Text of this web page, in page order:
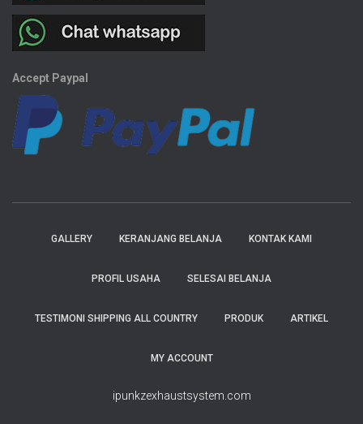
Accept Paypal
GALLERY KERANJANG BELANJA KONTAK KAMI
PROFIL USAHA SELESAI BELANJA
TESTIMONI SHIPPING ALL COUNTRY PRODUK ARTIKEL
MY ACCOUNT
ipunkzexhaustsystem.com